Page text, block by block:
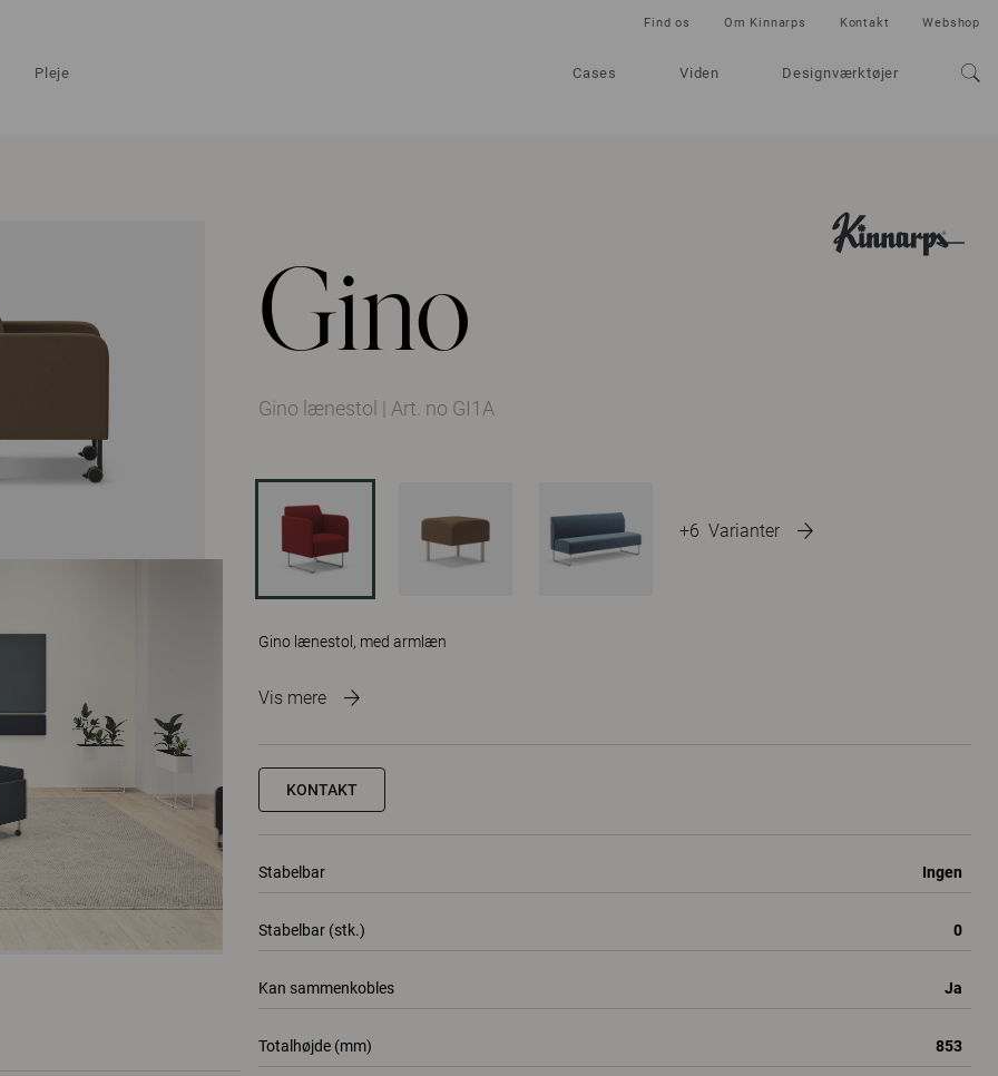
Pleje Cases Viden Designværktøjer
Find os Om Kinnarps Kontakt Webshop
Gino
+6 Varianter
Gino lænestol | Art. no GI1A
Gino lænestol, med armlæn
Vis mere
KONTAKT
Stabelbar Ingen
Stabelbar (stk.) 0
Kan sammenkobles Ja
Totalhøjde (mm) 853